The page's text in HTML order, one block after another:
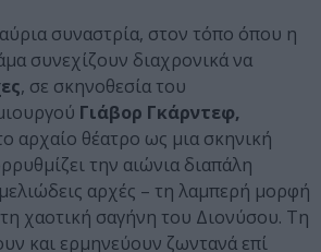
συναστρία, στον τόπο όπου η
συνεχίζουν διαχρονικά να
, σε σκηνοθεσία του
Γιάβορ Γκάρντεφ,
αρχαίο θέατρο ως μια σκηνική
την αιώνια διαπάλη
αρχές – τη λαμπερή μορφή
χαοτική σαγήνη του Διονύσου. Τη
και ερμηνεύουν ζωντανά επί